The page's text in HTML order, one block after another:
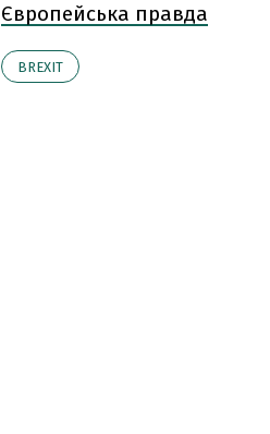
Європейська правда
BREXIT